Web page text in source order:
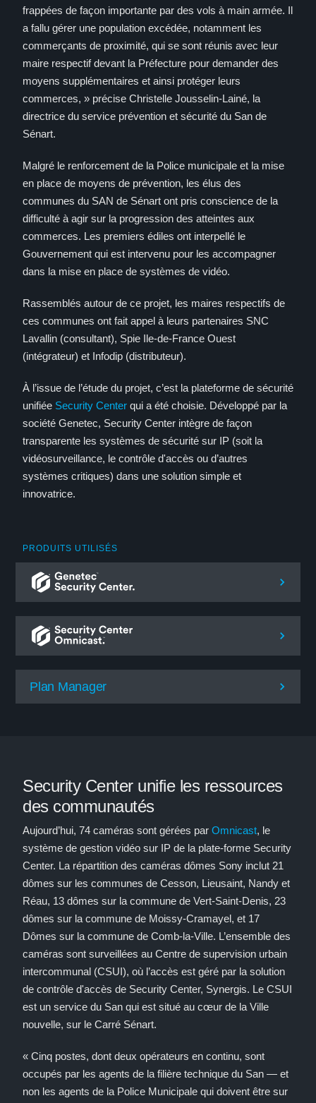
frappées de façon importante par des vols à main armée. Il
a fallu gérer une population excédée, notamment les
commerçants de proximité, qui se sont réunis avec leur
maire respectif devant la Préfecture pour demander des
moyens supplémentaires et ainsi protéger leurs
commerces, » précise Christelle Jousselin-Lainé, la
directrice du service prévention et sécurité du San de
Sénart.
Malgré le renforcement de la Police municipale et la mise
en place de moyens de prévention, les élus des
communes du SAN de Sénart ont pris conscience de la
difficulté à agir sur la progression des atteintes aux
commerces. Les premiers édiles ont interpellé le
Gouvernement qui est intervenu pour les accompagner
dans la mise en place de systèmes de vidéo.
Rassemblés autour de ce projet, les maires respectifs de
ces communes ont fait appel à leurs partenaires SNC
Lavallin (consultant), Spie Ile-de-France Ouest
(intégrateur) et Infodip (distributeur).
À l’issue de l’étude du projet, c’est la plateforme de sécurité
unifiée Security Center qui a été choisie. Développé par la
société Genetec, Security Center intègre de façon
transparente les systèmes de sécurité sur IP (soit la
vidéosurveillance, le contrôle d'accès ou d’autres
systèmes critiques) dans une solution simple et
innovatrice.
PRODUITS UTILISÉS
Plan Manager
Security Center unifie les ressources
des communautés
Aujourd’hui, 74 caméras sont gérées par Omnicast, le
système de gestion vidéo sur IP de la plate-forme Security
Center. La répartition des caméras dômes Sony inclut 21
dômes sur les communes de Cesson, Lieusaint, Nandy et
Réau, 13 dômes sur la commune de Vert-Saint-Denis, 23
dômes sur la commune de Moissy-Cramayel, et 17
Dômes sur la commune de Comb-la-Ville. L’ensemble des
caméras sont surveillées au Centre de supervision urbain
intercommunal (CSUI), où l’accès est géré par la solution
de contrôle d'accès de Security Center, Synergis. Le CSUI
est un service du San qui est situé au cœur de la Ville
nouvelle, sur le Carré Sénart.
« Cinq postes, dont deux opérateurs en continu, sont
occupés par les agents de la filière technique du San — et
non les agents de la Police Municipale qui doivent être sur